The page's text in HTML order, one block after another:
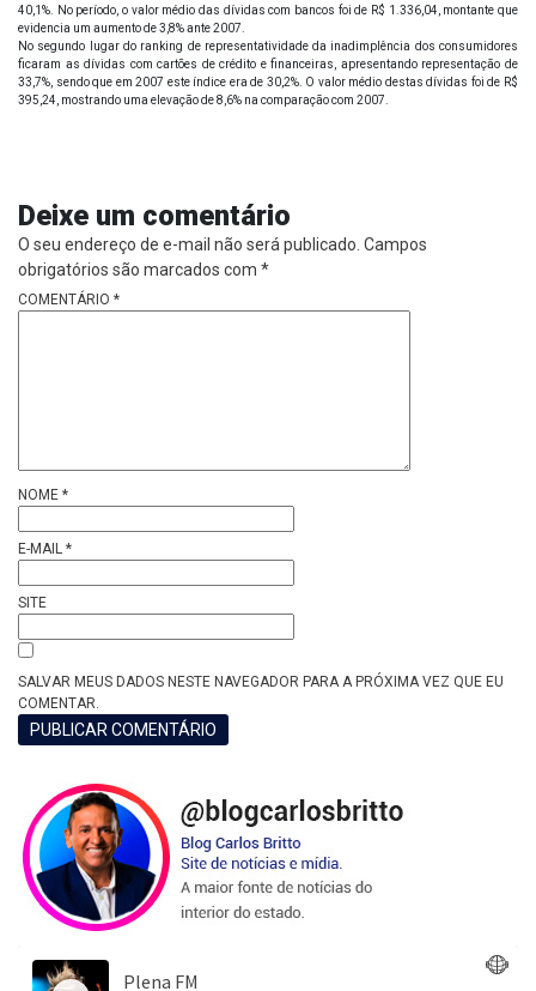
40,1%. No período, o valor médio das dívidas com bancos foi de R$ 1.336,04, montante que
evidencia um aumento de 3,8% ante 2007.
No segundo lugar do ranking de representatividade da inadimplência dos consumidores
ficaram as dívidas com cartões de crédito e financeiras, apresentando representação de
33,7%, sendo que em 2007 este índice era de 30,2%. O valor médio destas dívidas foi de R$
395,24, mostrando uma elevação de 8,6% na comparação com 2007.
Deixe um comentário
O seu endereço de e-mail não será publicado. Campos
obrigatórios são marcados com *
COMENTÁRIO *
NOME *
E-MAIL *
SITE
SALVAR MEUS DADOS NESTE NAVEGADOR PARA A PRÓXIMA VEZ QUE EU
COMENTAR.